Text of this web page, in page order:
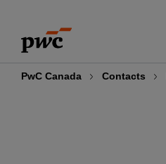
content
footer
PwC Canada Contacts